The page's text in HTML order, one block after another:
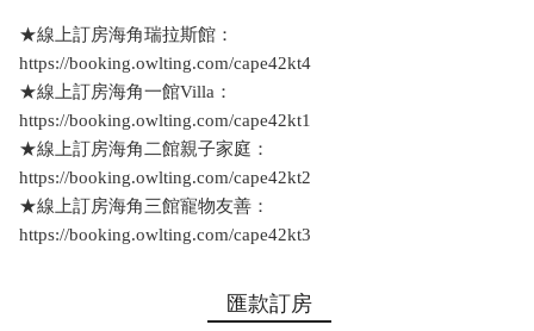
★線上訂房海角瑞拉斯館：
https://booking.owlting.com/cape42kt4
★線上訂房海角一館Villa：
https://booking.owlting.com/cape42kt1
★線上訂房海角二館親子家庭：
https://booking.owlting.com/cape42kt2
★線上訂房海角三館寵物友善：
https://booking.owlting.com/cape42kt3
匯款訂房